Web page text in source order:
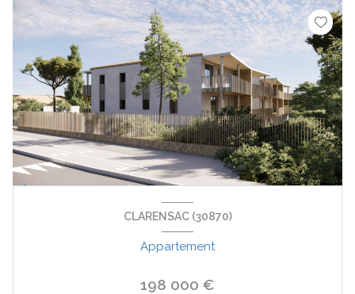
CLARENSAC (30870)
Appartement
198 000 €